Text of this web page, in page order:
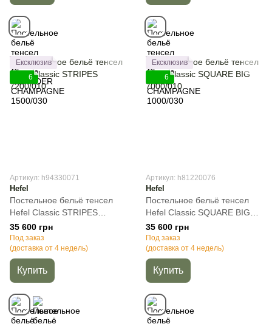
Ексклюзив
6
Артикул: h94330071
Hefel
Постельное бельё тенсел
Hefel Classic STRIPES
7200/010, Кремовый,
50х70см (2шт), Полуторный,
140х220 см, 160х260 см
35 600 грн
Под заказ
(доставка от 4 недель)
Купить
Ексклюзив
6
Артикул: h81220076
Hefel
Постельное бельё тенсел
Hefel Classic SQUARE BIG
7000/010, Молочный,
50х70см (2шт), Полуторный,
140х220 см, 160х260 см
35 600 грн
Под заказ
(доставка от 4 недель)
Купить